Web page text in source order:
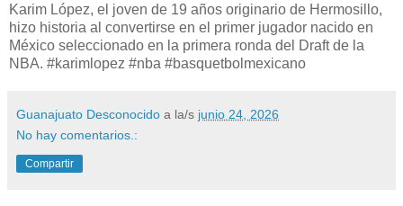
Karim López, el joven de 19 años originario de Hermosillo,
hizo historia al convertirse en el primer jugador nacido en
México seleccionado en la primera ronda del Draft de la
NBA. #karimlopez #nba #basquetbolmexicano
Guanajuato Desconocido a la/s junio 24, 2026
No hay comentarios.:
Compartir